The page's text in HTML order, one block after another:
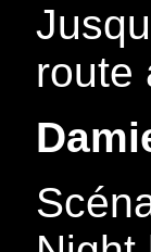
route